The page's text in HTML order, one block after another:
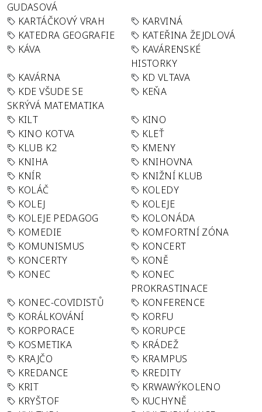
GUDASOVÁ
KARTÁČKOVÝ VRAH
KARVINÁ
KATEDRA GEOGRAFIE
KATEŘINA ŽEJDLOVÁ
KÁVA
KAVÁRENSKÉ
HISTORKY
KAVÁRNA
KD VLTAVA
KDE VŠUDE SE
SKRÝVÁ MATEMATIKA
KEŇA
KILT
KINO
KINO KOTVA
KLEŤ
KLUB K2
KMENY
KNIHA
KNIHOVNA
KNÍR
KNIŽNÍ KLUB
KOLÁČ
KOLEDY
KOLEJ
KOLEJE
KOLEJE PEDAGOG
KOLONÁDA
KOMEDIE
KOMFORTNÍ ZÓNA
KOMUNISMUS
KONCERT
KONCERTY
KONĚ
KONEC
KONEC
PROKRASTINACE
KONEC-COVIDISTŮ
KONFERENCE
KORÁLKOVÁNÍ
KORFU
KORPORACE
KORUPCE
KOSMETIKA
KRÁDEŽ
KRAJČO
KRAMPUS
KREDANCE
KREDITY
KRIT
KRWAWÝKOLENO
KRYŠTOF
KUCHYNĚ